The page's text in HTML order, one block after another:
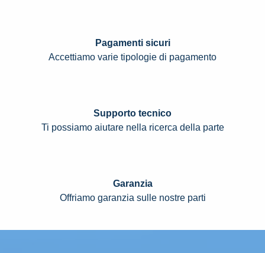
Pagamenti sicuri
Accettiamo varie tipologie di pagamento
Supporto tecnico
Ti possiamo aiutare nella ricerca della parte
Garanzia
Offriamo garanzia sulle nostre parti